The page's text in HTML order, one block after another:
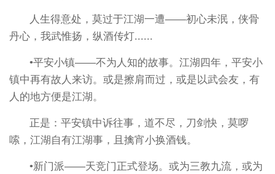
人生得意处，莫过于江湖一遭——初心未泯，侠骨
丹心，我武惟扬，纵酒传灯......
•平安小镇——不为人知的故事。江湖四年，平安小
镇中再有故人来访。或是擦肩而过，或是以武会友，有
人的地方便是江湖。
正是：平安镇中诉往事，道不尽，刀剑快，莫啰
嗦，江湖自有江湖事，且擒宵小换酒钱。
•新门派——天竞门正式登场。或为三教九流，或为